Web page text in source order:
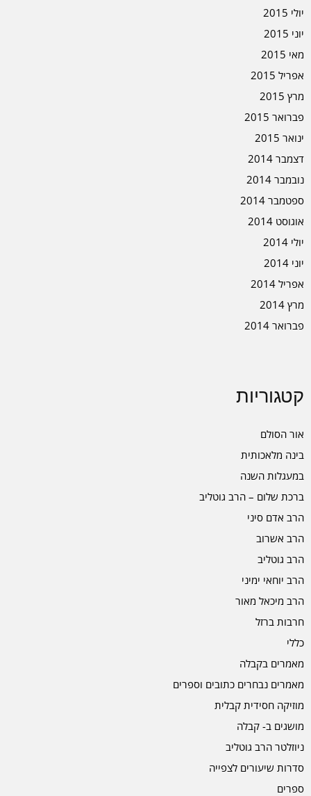
יולי 2015
יוני 2015
מאי 2015
אפריל 2015
מרץ 2015
פברואר 2015
ינואר 2015
דצמבר 2014
נובמבר 2014
ספטמבר 2014
אוגוסט 2014
יולי 2014
יוני 2014
אפריל 2014
מרץ 2014
פברואר 2014
קטגוריות
אור הסולם
בינה מלאכותית
במעגלות השנה
ברכת שלום – הרב גוטליב
הרב אדם סיני
הרב אשרוב
הרב גוטליב
הרב יוחאי ימיני
הרב מיכאל מאור
חרבות ברזל
כללי
מאמרים בקבלה
מאמרים נבחרים כתובים וספרים
מוזיקה חסידית קבלית
מושגים ב- קבלה
ניוזלטר הרב גוטליב
סדרות שיעורים לצפייה
ספרים